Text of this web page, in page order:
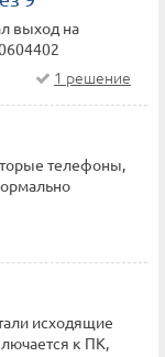
выход на
1 решение
телефоны,
исходящие
к ПК,